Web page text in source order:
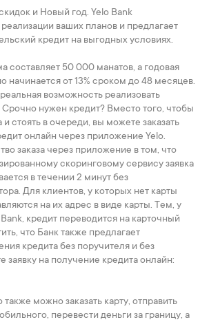
и Новый год. Yelo Bank
ваших планов и предлагает
кредит на выгодных условиях.
составляет 50 000 манатов, а годовая
начинается от 13% сроком до 48 месяцев.
возможность реализовать
нужен кредит? Вместо того, чтобы
стоять в очереди, вы можете заказать
онлайн через приложение Yelo.
заказа через приложение в том, что
скоринговому сервису заявка
в течении 2 минут без
Для клиентов, у которых нет карты
на их адрес в виде карты. Тем, у
Bank, кредит переводится на карточный
что Банк также предлагает
кредита без поручителя и без
заявку на получение кредита онлайн:
можно заказать карту, отправить
перевести деньги за границу, а